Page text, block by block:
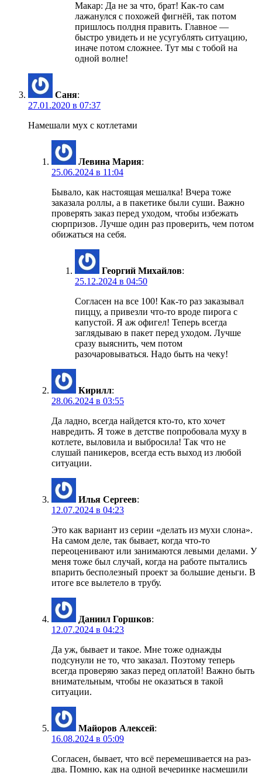
Макар: Да не за что, брат! Как-то сам
лажанулся с похожей фигнёй, так потом
пришлось полдня править. Главное —
быстро увидеть и не усугублять ситуацию,
иначе потом сложнее. Тут мы с тобой на
одной волне!
Саня:
27.01.2020 в 07:37
Намешали мух с котлетами
Левина Мария:
25.06.2024 в 11:04
Бывало, как настоящая мешалка! Вчера тоже
заказала роллы, а в пакетике были суши. Важно
проверять заказ перед уходом, чтобы избежать
сюрпризов. Лучше один раз проверить, чем потом
обижаться на себя.
Георгий Михайлов:
25.12.2024 в 04:50
Согласен на все 100! Как-то раз заказывал
пиццу, а привезли что-то вроде пирога с
капустой. Я аж офигел! Теперь всегда
заглядываю в пакет перед уходом. Лучше
сразу выяснить, чем потом
разочаровываться. Надо быть на чеку!
Кирилл:
28.06.2024 в 03:55
Да ладно, всегда найдется кто-то, кто хочет
навредить. Я тоже в детстве попробовала муху в
котлете, выловила и выбросила! Так что не
слушай паникеров, всегда есть выход из любой
ситуации.
Илья Сергеев:
12.07.2024 в 04:23
Это как вариант из серии «делать из мухи слона».
На самом деле, так бывает, когда что-то
переоценивают или занимаются левыми делами. У
меня тоже был случай, когда на работе пытались
впарить бесполезный проект за большие деньги. В
итоге все вылетело в трубу.
Даниил Горшков:
12.07.2024 в 04:23
Да уж, бывает и такое. Мне тоже однажды
подсунули не то, что заказал. Поэтому теперь
всегда проверяю заказ перед оплатой! Важно быть
внимательным, чтобы не оказаться в такой
ситуации.
Майоров Алексей:
16.08.2024 в 05:09
Согласен, бывает, что всё перемешивается на раз-
два. Помню, как на одной вечеринке насмешили